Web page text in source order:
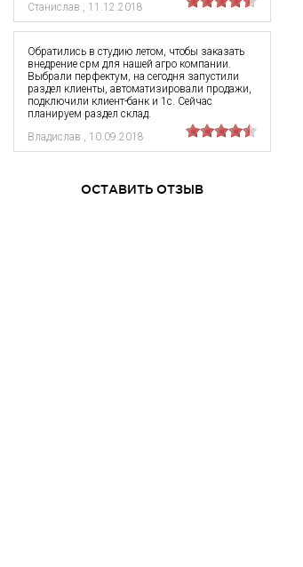
Станислав , 11.12.2018
Владислав , 10.09.2018
Обратились в студию летом, чтобы заказать
внедрение срм для нашей агро компании.
Выбрали перфектум, на сегодня запустили
раздел клиенты, автоматизировали продажи,
подключили клиент-банк и 1с. Сейчас
планируем раздел склад.
ОСТАВИТЬ ОТЗЫВ